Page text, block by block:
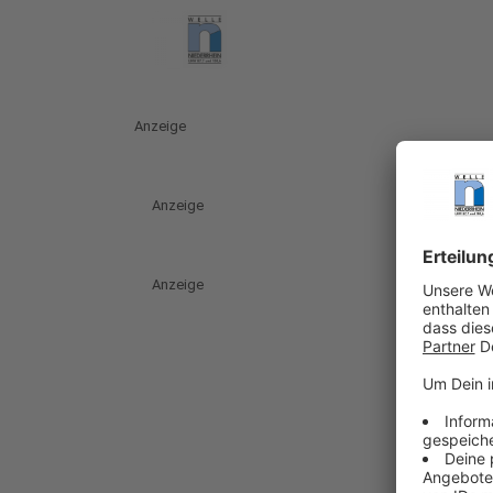
Anzeige
Anzeige
Anzeige